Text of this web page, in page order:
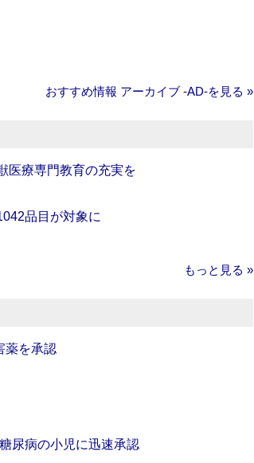
おすすめ情報 アーカイブ ‐AD‐を見る »
医療専門教育の充実を
品目が対象に
もっと見る »
薬を承認
尿病の小児に迅速承認